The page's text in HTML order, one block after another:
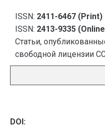
ISSN: 2411-6467 (Print)
ISSN: 2413-9335
Статьи,
свободной лицензии
DOI: